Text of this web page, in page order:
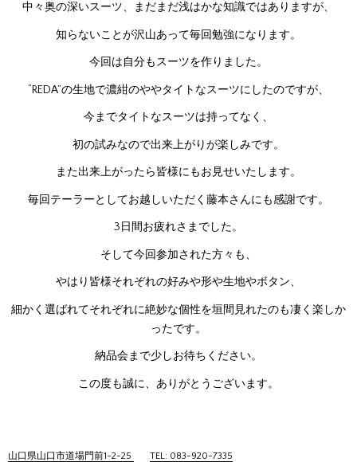
中々奥の深いスーツ、まだまだ浅はかな知識ではありますが、
知らないことが沢山あって毎回勉強になります。
今回は自分もスーツを作りました。
“REDA”の生地で濃紺のややタイトなスーツにしたのですが、
今までタイトなスーツは持ってなく、
初の試みなので出来上がりが楽しみです。
また出来上がったら皆様にもお見せいたします。
毎回テーラーとしてお越しいただく藤本さんにも感謝です。
3日間お疲れさまでした。
そして今回参加された方々も、
やはり皆様それぞれの好みや形や生地やボタン、
細かく選ばれてそれぞれに絶妙な個性を垣間見れたのも凄く楽しか
ったです。
納品会まで少しお待ちください。
この度も誠に、ありがとうございます。
山口県山口市道場門前1-2-25 TEL: 083-920-7335